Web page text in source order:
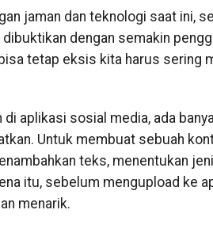
jaman dan teknologi saat ini,
dengan semakin
tetap eksis kita harus sering
aplikasi sosial media, ada
Untuk membuat sebuah
teks, menentukan
itu, sebelum mengupload ke
menarik.